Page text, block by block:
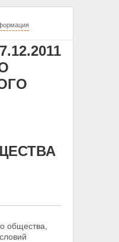
общества,